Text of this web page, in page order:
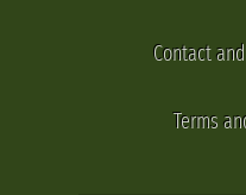
Contact
Terms